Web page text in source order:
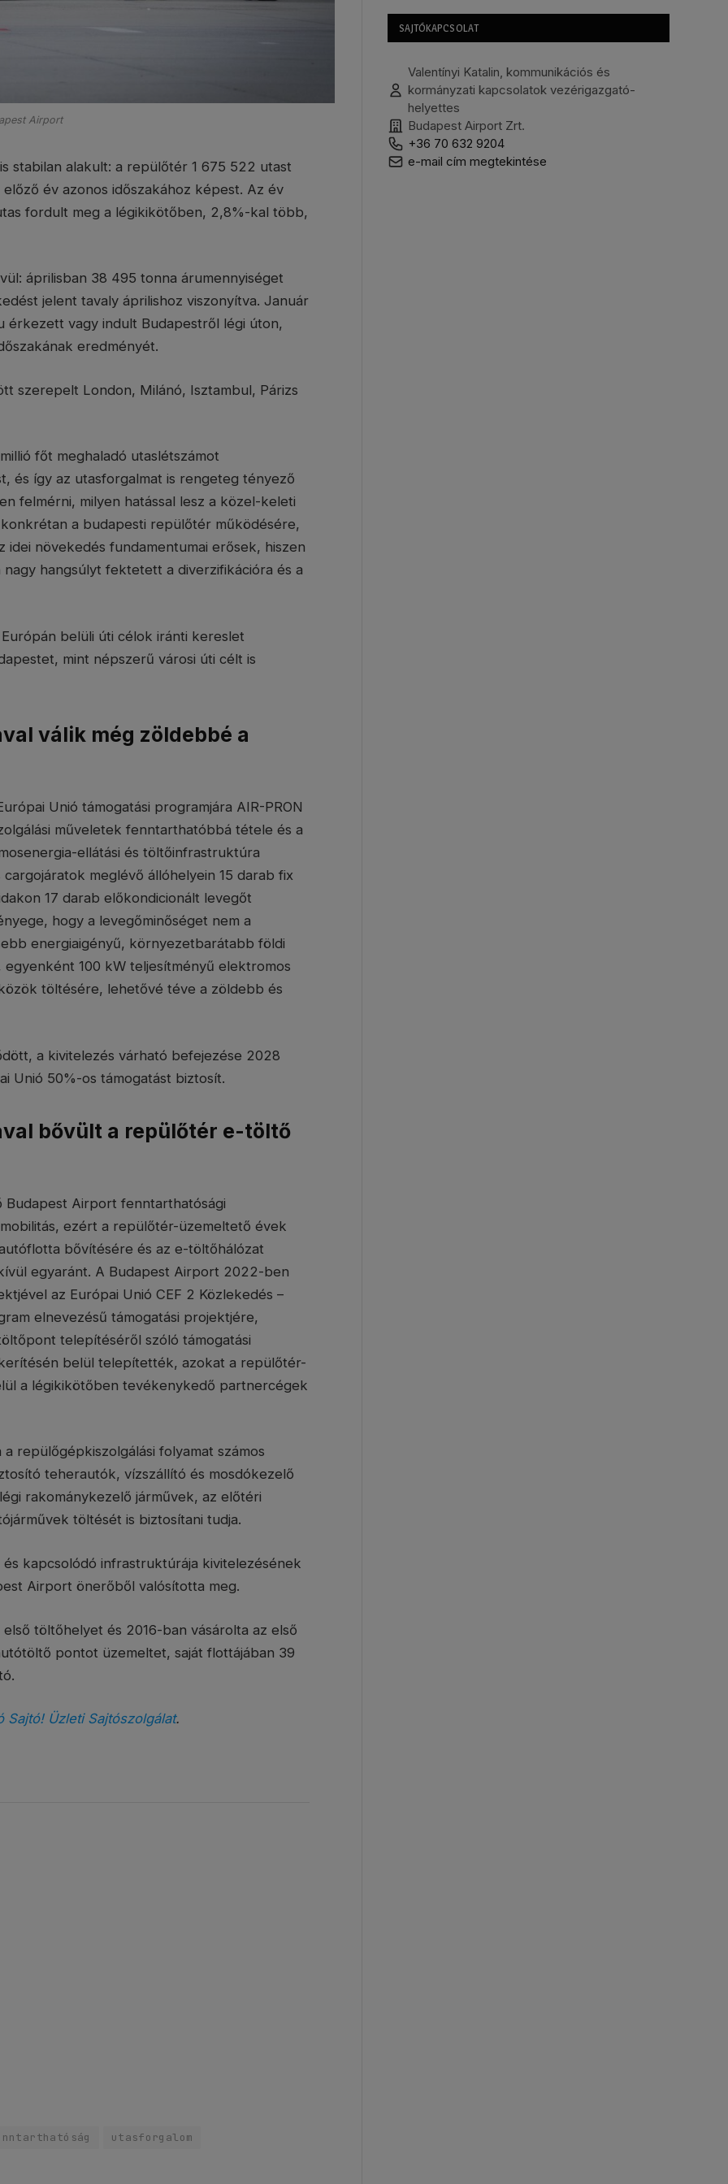
Airport
stabilan alakult: a repülőtér 1 675 522 utast
év azonos időszakához képest. Az év
fordult meg a légikikötőben, 2,8%-kal több,
áprilisban 38 495 tonna árumennyiséget
jelent tavaly áprilishoz viszonyítva. Január
érkezett vagy indult Budapestről légi úton,
eredményét.
szerepelt London, Milánó, Isztambul, Párizs
főt meghaladó utaslétszámot
és így az utasforgalmat is rengeteg tényező
felmérni, milyen hatással lesz a közel-keleti
a budapesti repülőtér működésére,
növekedés fundamentumai erősek, hiszen
hangsúlyt fektetett a diverzifikációra és a
belüli úti célok iránti kereslet
mint népszerű városi úti célt is
válik még zöldebbé a
Unió támogatási programjára AIR-PRON
műveletek fenntarthatóbbá tétele és a
ellátási és töltőinfrastruktúra
meglévő állóhelyein 15 darab fix
17 darab előkondicionált levegőt
hogy a levegőminőséget nem a
energiaigényű, környezetbarátabb földi
100 kW teljesítményű elektromos
töltésére, lehetővé téve a zöldebb és
a kivitelezés várható befejezése 2028
Unió 50%-os támogatást biztosít.
bővült a repülőtér e-töltő
Airport fenntarthatósági
ezért a repülőtér-üzemeltető évek
bővítésére és az e-töltőhálózat
egyaránt. A Budapest Airport 2022-ben
az Európai Unió CEF 2 Közlekedés –
elnevezésű támogatási projektjére,
telepítéséről szóló támogatási
belül telepítették, azokat a repülőtér-
a légikikötőben tevékenykedő partnercégek
folyamat számos
teherautók, vízszállító és mosdókezelő
rakománykezelő járművek, az előtéri
töltését is biztosítani tudja.
kapcsolódó infrastruktúrája kivitelezésének
Airport önerőből valósította meg.
töltőhelyet és 2016-ban vásárolta az első
pontot üzemeltet, saját flottájában 39
Sajtó! Üzleti Sajtószolgálat.
utasforgalom
SAJTÓKAPCSOLAT
Valentínyi Katalin, kommunikációs és
kormányzati kapcsolatok vezérigazgató-
helyettes
Budapest Airport Zrt.
+36 70 632 9204
e-mail cím megtekintése